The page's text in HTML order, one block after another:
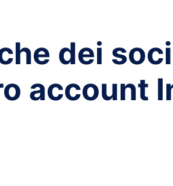
Di Crescita Automatico Alimentato
E Analisi In Tempo Reale
dei
account